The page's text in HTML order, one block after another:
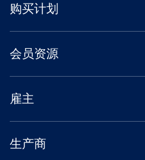
购买计划
会员资源
雇主
生产商